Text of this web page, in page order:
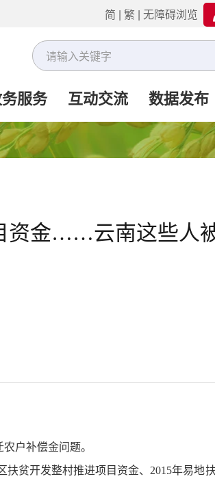
简 繁| 无障碍浏览
服务 互动交流 数据发布
资金……云南这些人
户补偿金问题。
扶贫开发整村推进项目资金、2015年易地